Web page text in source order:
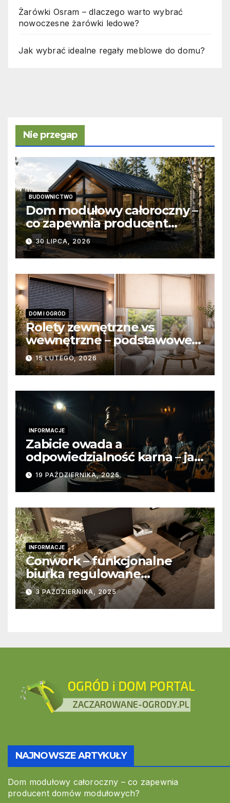
Żarówki Osram – dlaczego warto wybrać
nowoczesne żarówki ledowe?
Jak wybrać idealne regały meblowe do domu?
Nie przegap
BUDOWNICTWO
Dom modułowy całoroczny –
co zapewnia producent
domów modułowych?
30 LIPCA, 2026
DOM I OGRÓD
Rolety zewnętrzne vs
wewnętrzne – podstawowe
różnice konstrukcyjne i
funkcjonalne
15 LUTEGO, 2026
INFORMACJE
Zabicie owada a
odpowiedzialność karna – jak
wygląda to w praktyce?
19 PAŹDZIERNIKA, 2025
INFORMACJE
Conwork – funkcjonalne
biurka regulowane
stworzone z myślą o
nowoczesnych
przestrzeniach pracy
3 PAŹDZIERNIKA, 2025
NAJNOWSZE ARTYKUŁY
Dom modułowy całoroczny – co zapewnia
producent domów modułowych?